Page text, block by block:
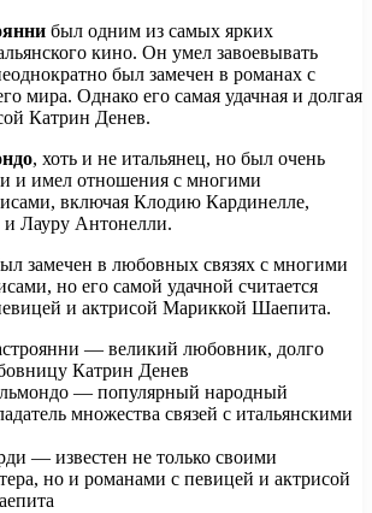
был одним из самых ярких
кино. Он умел завоевывать
был замечен в романах с
мира. Однако его самая удачная и долгая
Катрин Денев.
, хоть и не итальянец, но был очень
и имел отношения с многими
включая Клодию Кардинелле,
Лауру Антонелли.
замечен в любовных связях с многими
но его самой удачной считается
и актрисой Мариккой Шаепита.
— великий любовник, долго
Катрин Денев
— популярный народный
множества связей с итальянскими
— известен не только своими
но и романами с певицей и актрисой